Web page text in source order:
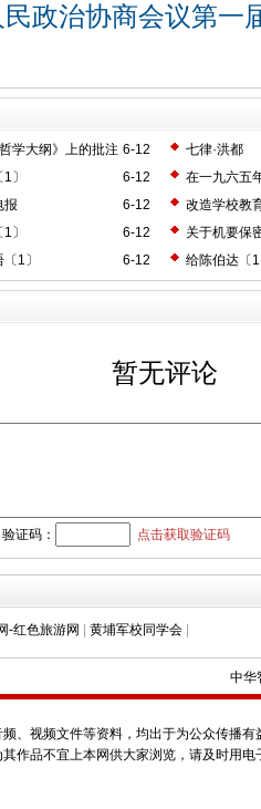
政治协商会议第一
6-12
学大纲》上的批注
七律·洪都
6-12
〕
在一九六五
6-12
报
改造学校教
6-12
〕
关于机要保
6-12
1〕 给陈伯达〔
暂无评论
证码： 点击获取验证码
-红色旅游网 黄埔军校同学会
中华
、视频文件等资料，均出于为公众传播
作品不宜上本网供大家浏览，请及时用